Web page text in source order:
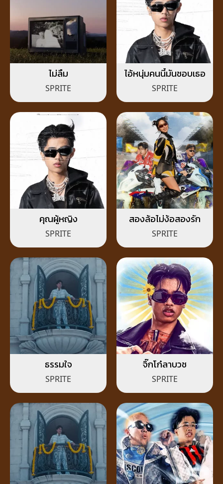
ไม่ลืม
SPRITE
ไอ้หนุ่มคนนี้มันชอบเธอ
SPRITE
คุณผู้หญิง
SPRITE
สองล้อไม่ง้อสองรัก
SPRITE
ธรรมใจ
SPRITE
จิ๊กโก๋ลาบวช
SPRITE